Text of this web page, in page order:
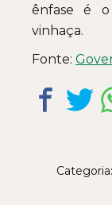
ênfase é
vinhaça.
Fonte:
Categoria: